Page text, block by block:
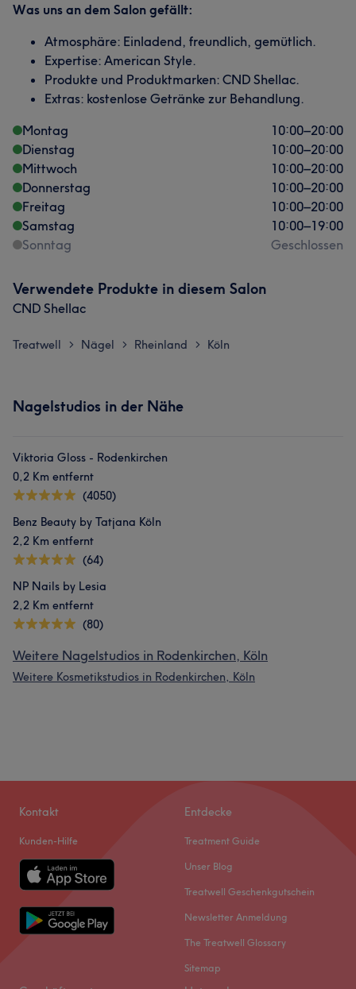
Was uns an dem Salon gefällt:
Atmosphäre: Einladend, freundlich, gemütlich.
Expertise: American Style.
Produkte und Produktmarken: CND Shellac.
Extras: kostenlose Getränke zur Behandlung.
Montag
10:00–20:00
Dienstag
10:00–20:00
Mittwoch
10:00–20:00
Donnerstag
10:00–20:00
Freitag
10:00–20:00
Samstag
10:00–19:00
Sonntag
Geschlossen
Verwendete Produkte in diesem Salon
CND Shellac
Treatwell > Nägel > Rheinland > Köln
Nagelstudios in der Nähe
Viktoria Gloss - Rodenkirchen
0,2 Km entfernt
(4050)
Benz Beauty by Tatjana Köln
2,2 Km entfernt
(64)
NP Nails by Lesia
2,2 Km entfernt
(80)
Weitere Nagelstudios in Rodenkirchen, Köln
Weitere Kosmetikstudios in Rodenkirchen, Köln
Kontakt
Kunden-Hilfe
Entdecke
Treatment Guide
Unser Blog
Treatwell Geschenkgutschein
Newsletter Anmeldung
The Treatwell Glossary
Sitemap